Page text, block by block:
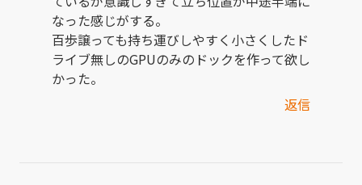
なった感じがする。
百歩譲っても持ち運びしやすく小さくしたド
ライブ無しのGPUのみのドックを作って欲し
かった。
返信